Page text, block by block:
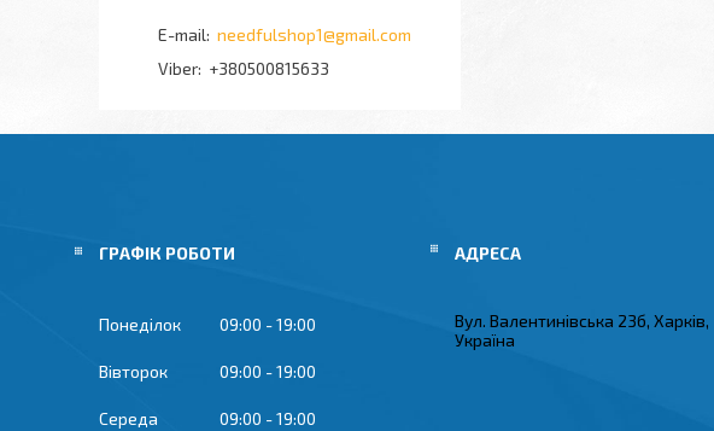
needfulshop1@gmail.com
+380500815633
ГРАФІК РОБОТИ
Понеділок 09:00 19:00
Вівторок 09:00 19:00
Середа 09:00 19:00
Вул. Валентинівська 23б, Харків,
Україна